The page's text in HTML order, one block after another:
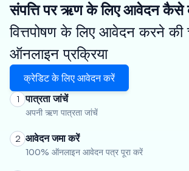
संपत्ति पर ऋण के लिए आवेदन कैसे
वित्तपोषण के लिए आवेदन करने
ऑनलाइन प्रक्रिया
क्रेडिट के लिए आवेदन करें
1 पात्रता जांचें
अपनी ऋण पात्रता जांचें
2 आवेदन जमा करें
100% ऑनलाइन आवेदन पत्र पूरा करें